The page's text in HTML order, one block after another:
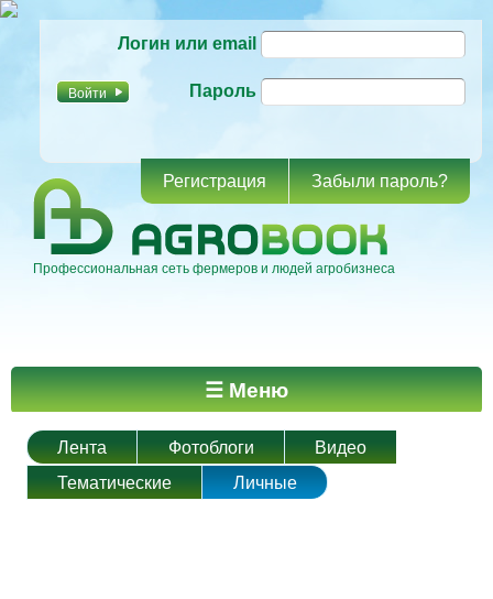
основному
Логин или email
Пароль
Регистрация Забыли пароль?
Профессиональная сеть фермеров и людей агробизнеса
Главное меню ☰ Меню
Лента Фотоблоги
Видео
Тематические
Личные